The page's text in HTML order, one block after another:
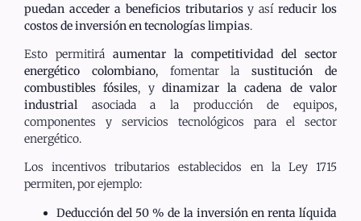
puedan acceder a beneficios tributariosy asíreducir los
costos de inversión en tecnologías limpias.
Esto permitirá aumentar la competitividad del sector
energético colombiano, fomentar lasustitución de
combustibles fósiles, ydinamizar la cadena de valor
industrial asociada a la producción de equipos,
componentes y servicios tecnológicos para el sector
energético.
Los incentivos tributarios establecidos en la Ley 1715
permiten, por ejemplo:
Deducción del 50 % de la inversión en renta líquida